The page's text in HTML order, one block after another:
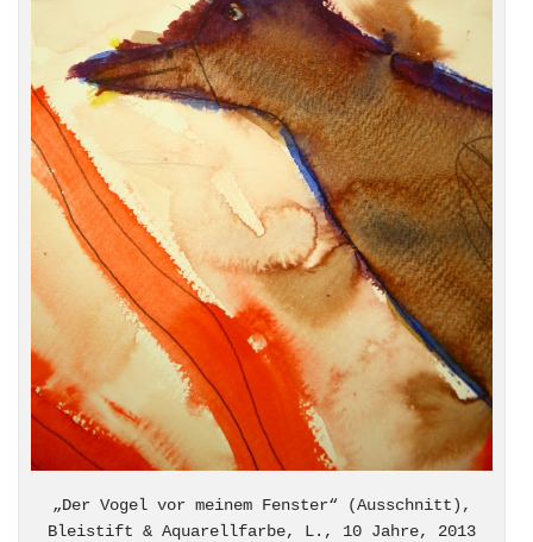
„Der Vogel vor meinem Fenster“ (Ausschnitt),
Bleistift & Aquarellfarbe, L., 10 Jahre, 2013